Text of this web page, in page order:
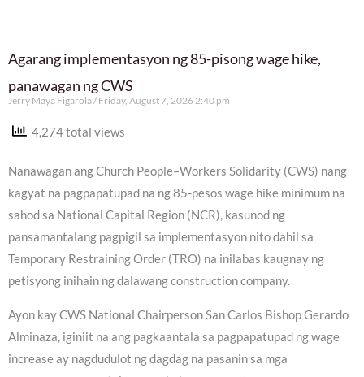
Agarang implementasyon ng 85-pisong wage hike,
panawagan ng CWS
Jerry Maya Figarola Friday, August 7, 2026 2:40 pm
4,274 total views
Nanawagan ang Church People–Workers Solidarity (CWS) nang
kagyat na pagpapatupad na ng 85-pesos wage hike minimum na
sahod sa National Capital Region (NCR), kasunod ng
pansamantalang pagpigil sa implementasyon nito dahil sa
Temporary Restraining Order (TRO) na inilabas kaugnay ng
petisyong inihain ng dalawang construction company.
Ayon kay CWS National Chairperson San Carlos Bishop Gerardo
Alminaza, iginiit na ang pagkaantala sa pagpapatupad ng wage
increase ay nagdudulot ng dagdag na pasanin sa mga